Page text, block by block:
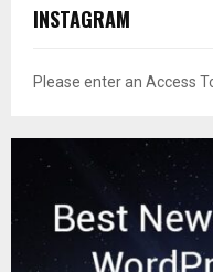
INSTAGRAM
Please enter an Access